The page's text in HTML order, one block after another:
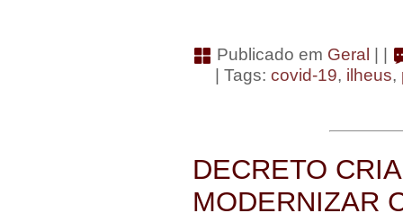
Publicado em Geral
| Tags: covid-19, ilheus,
DECRETO
MODERNIZAR